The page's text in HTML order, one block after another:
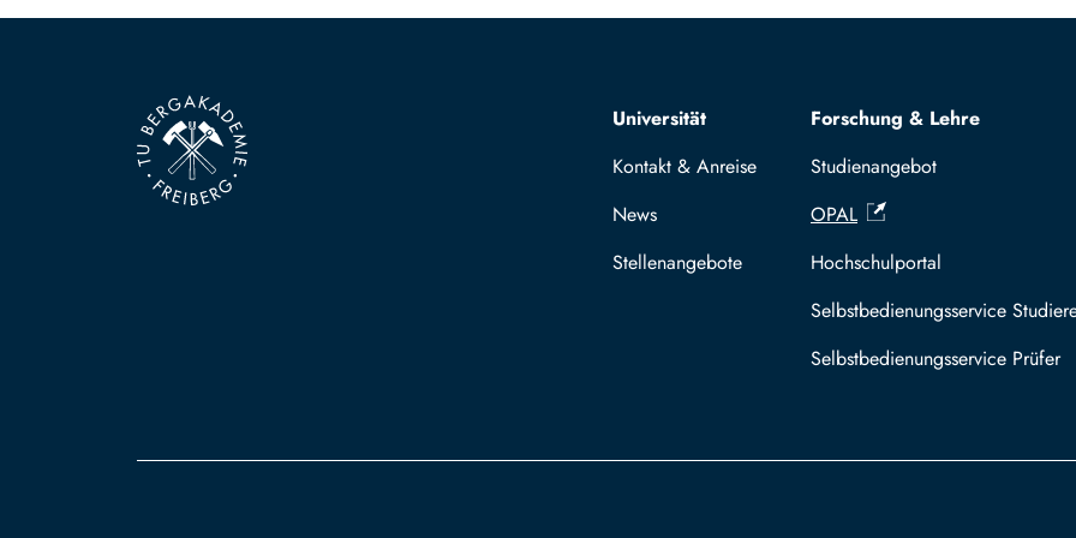
Top navigation
Universität
Kontakt & Anreise
News
Stellenangebote
Forschung & Lehre
Studienangebot
OPAL
Hochschulportal
Selbstbedienungsservice
Selbstbedienungsservice Prüfer